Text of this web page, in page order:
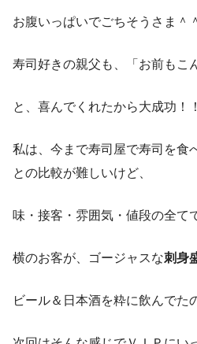
お腹いっぱいでごちそうさま＾＾
寿司好きの親父も、「お前もこ
と、喜んでくれたから大成功！
私は、今まで寿司屋で寿司を食
との比較が難しいけど、
味・接客・雰囲気・値段の全て
横のお客が、ゴージャスな刺身
ビール＆日本酒を粋に飲んでた